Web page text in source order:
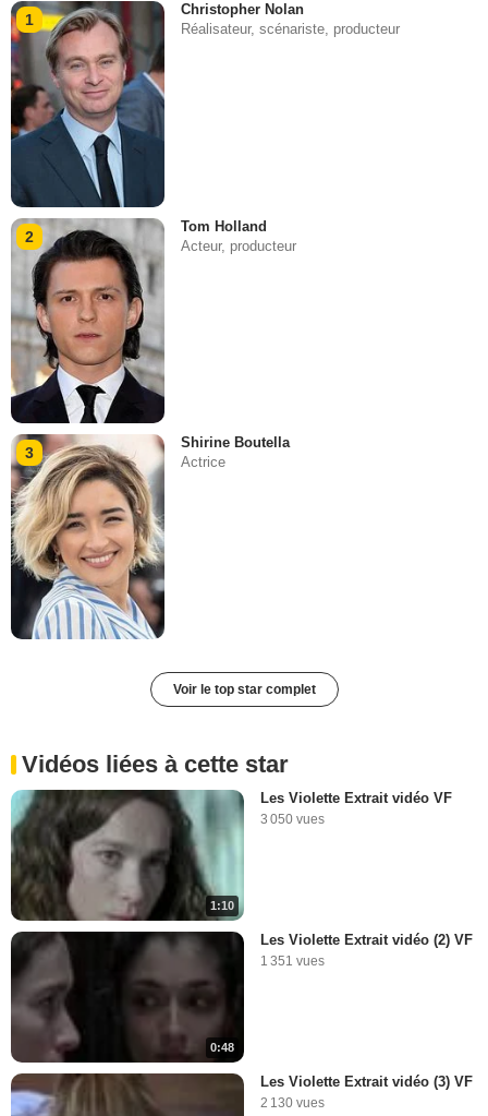
1
Christopher Nolan
Réalisateur, scénariste, producteur
2
Tom Holland
Acteur, producteur
3
Shirine Boutella
Actrice
Voir le top star complet
Vidéos liées à cette star
1:10
Les Violette Extrait vidéo VF
3 050 vues
0:48
Les Violette Extrait vidéo (2) VF
1 351 vues
Les Violette Extrait vidéo (3) VF
2 130 vues